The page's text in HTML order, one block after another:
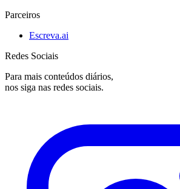
Parceiros
Escreva.ai
Redes Sociais
Para mais conteúdos diários,
nos siga nas redes sociais.